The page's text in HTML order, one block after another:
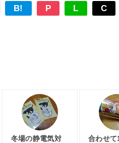
B! P L C
冬場の静電気対
合わせて